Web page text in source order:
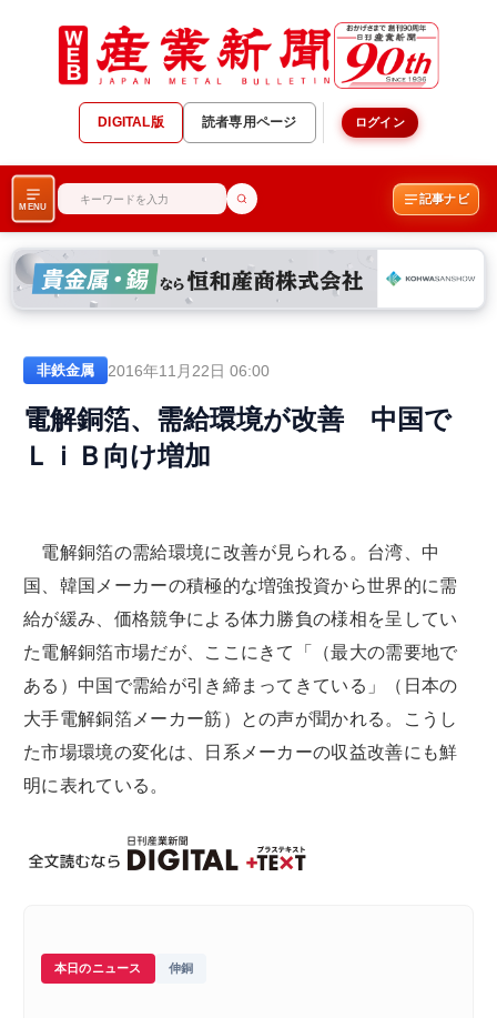
DIGITAL版 読者専用ページ ログイン
MENU
記事ナビ
非鉄金属 2016年11月22日 06:00
電解銅箔、需給環境が改善 中国で
ＬｉＢ向け増加
電解銅箔の需給環境に改善が見られる。台湾、中
国、韓国メーカーの積極的な増強投資から世界的に需
給が緩み、価格競争による体力勝負の様相を呈してい
た電解銅箔市場だが、ここにきて「（最大の需要地で
ある）中国で需給が引き締まってきている」（日本の
大手電解銅箔メーカー筋）との声が聞かれる。こうし
た市場環境の変化は、日系メーカーの収益改善にも鮮
明に表れている。
本日のニュース 伸銅